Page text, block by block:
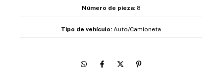
Número de pieza:8
Tipo de vehículo: Auto/Camioneta